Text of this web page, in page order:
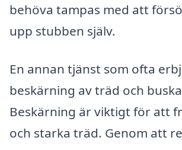
behöva tampas med att
upp stubben själv.
En annan tjänst som ofta
beskärning av träd och
Beskärning är viktigt för att
och starka träd. Genom att